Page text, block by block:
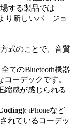
する製品では
り新しいバージョ
式のことで、音質
全てのBluetooth機器
ーデックです。
縮感が感じられる
: iPhoneなど
れているコーデッ